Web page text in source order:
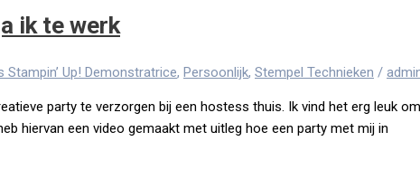
ik te werk
Stampin’ Up! Demonstratrice, Persoonlijk, Stempel Technieken /
party te verzorgen bij een hostess thuis. Ik vind het erg leuk
hiervan een video gemaakt met uitleg hoe een party met mij in